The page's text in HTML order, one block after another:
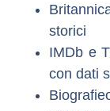
storici
IMDb e
con dati